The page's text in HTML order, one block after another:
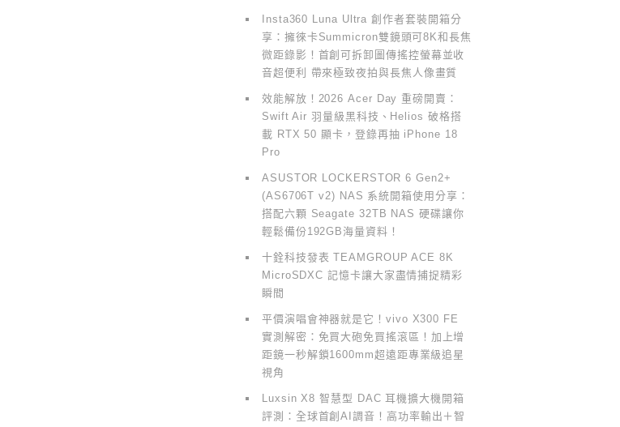
Insta360 Luna Ultra 創作者套裝開箱分
享：擁徠卡Summicron雙鏡頭可8K和長焦
微距錄影！首創可拆卸圖傳搖控螢幕並收
音超便利 帶來極致夜拍與長焦人像畫質
效能解放！2026 Acer Day 重磅開賣：
Swift Air 羽量級黑科技、Helios 破格搭
載 RTX 50 顯卡，登錄再抽 iPhone 18
Pro
ASUSTOR LOCKERSTOR 6 Gen2+
(AS6706T v2) NAS 系統開箱使用分享：
搭配六顆 Seagate 32TB NAS 硬碟讓你
輕鬆備份192GB海量資料！
十銓科技發表 TEAMGROUP ACE 8K
MicroSDXC 記憶卡讓大家盡情捕捉精彩
瞬間
平價演唱會神器就是它！vivo X300 FE
實測解密：免買大砲免買搖滾區！加上增
距鏡一秒解鎖1600mm超遠距專業級追星
視角
Luxsin X8 智慧型 DAC 耳機擴大機開箱
評測：全球首創AI調音！高功率輸出＋智